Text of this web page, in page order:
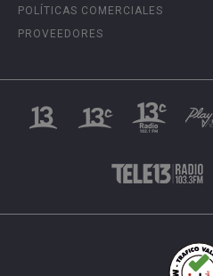
POLÍTICAS COMERCIALES
PROVEEDORES